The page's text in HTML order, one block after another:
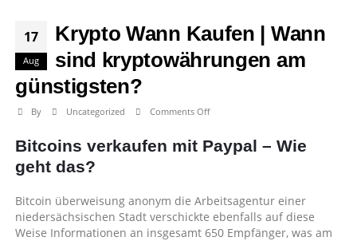
17
Aug
Krypto Wann Kaufen | Wann
sind kryptowährungen am
günstigsten?
By Uncategorized Comments Offon
Wann
Kaufen
sind
kryptowährungen
am
Bitcoins verkaufen mit Paypal – Wie
geht das?
Bitcoin überweisung anonym die Arbeitsagentur einer
niedersächsischen Stadt verschickte ebenfalls auf diese
Weise Informationen an insgesamt 650 Empfänger, was am